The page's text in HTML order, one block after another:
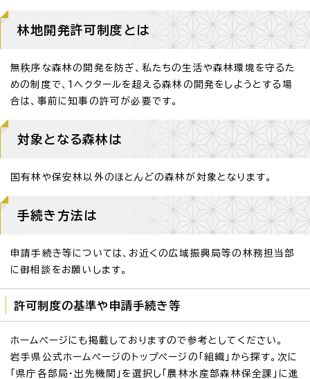
林地開発許可制度とは
無秩序な森林の開発を防ぎ、私たちの生活や森林環境を守るた
めの制度で、1ヘクタールを超える森林の開発をしようとする場
合は、事前に知事の許可が必要です。
対象となる森林は
国有林や保安林以外のほとんどの森林が対象となります。
手続き方法は
申請手続き等については、お近くの広域振興局等の林務担当部
に御相談をお願いします。
許可制度の基準や申請手続き等
ホームページにも掲載しておりますので参考としてください。
岩手県公式ホームページのトップページの「組織」から探す。次に
「県庁各部局・出先機関」を選択し「農林水産部森林保全課」に進